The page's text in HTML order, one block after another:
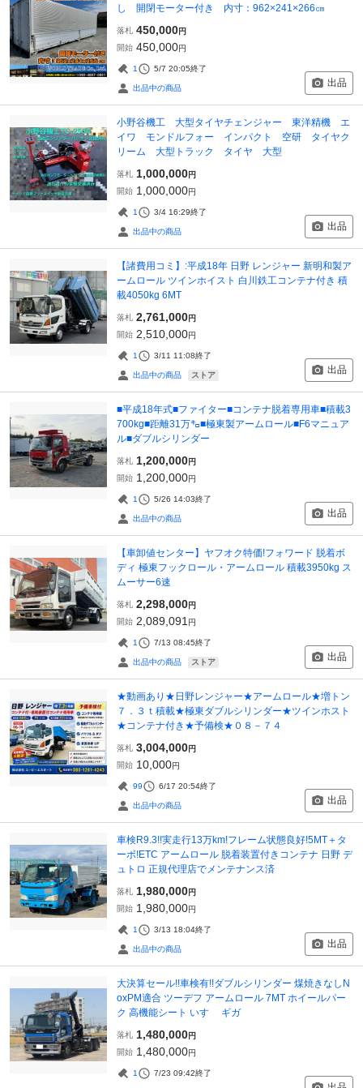
し 開閉モーター付き 内寸：962×241×266㎝
落札 450,000円
開始 450,000円
1 5/7 20:05終了
出品中の商品 出品
小野谷機工 大型タイヤチェンジャー 東洋精機 エ
イワ モンドルフォー インパクト 空研 タイヤク
リーム 大型トラック タイヤ 大型
落札 1,000,000円
開始 1,000,000円
1 3/4 16:29終了
出品中の商品 出品
【諸費用コミ】:平成18年 日野 レンジャー 新明和製ア
ームロール ツインホイスト 白川鉄工コンテナ付き 積
載4050kg 6MT
落札 2,761,000円
開始 2,510,000円
1 3/11 11:08終了
出品中の商品 ストア 出品
■平成18年式■ファイター■コンテナ脱着専用車■積載3
700kg■距離31万㌔■極東製アームロール■F6マニュア
ル■ダブルシリンダー
落札 1,200,000円
開始 1,200,000円
1 5/26 14:03終了
出品中の商品 出品
【車卸値センター】ヤフオク特価!フォワード 脱着ボ
ディ 極東フックロール・アームロール 積載3950kg ス
ムーサー6速
落札 2,298,000円
開始 2,089,091 円
1 7/13 08:45終了
出品中の商品 ストア 出品
★動画あり★日野レンジャー★アームロール★増トン
７．３ｔ積載★極東ダブルシリンダー★ツインホスト
★コンテナ付き★予備検★０８－７４
落札 3,004,000円
開始 10,000円
99 6/17 20:54終了
出品中の商品 出品
車検R9.3!!実走行13万km!フレーム状態良好!5MT＋タ
ーボ!ETC アームロール 脱着装置付きコンテナ 日野 デ
ュトロ 正規代理店でメンテナンス済
落札 1,980,000円
開始 1,980,000円
1 3/13 18:04終了
出品中の商品 出品
大決算セール!!車検有!!ダブルシリンダー 煤焼きなしN
oxPM適合 ツーデフ アームロール 7MT ホイールパー
ク 高機能シート いすゞ ギガ
落札 1,480,000円
開始 1,480,000円
1 7/23 09:42終了